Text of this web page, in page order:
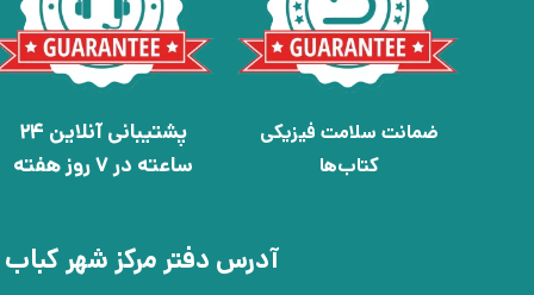
ضمانت سلامت فیزیکی
کتاب‌ها
پشتیبانی آنلاین 24
ساعته در 7 روز هفته
آدرس دفتر مرکز شهر